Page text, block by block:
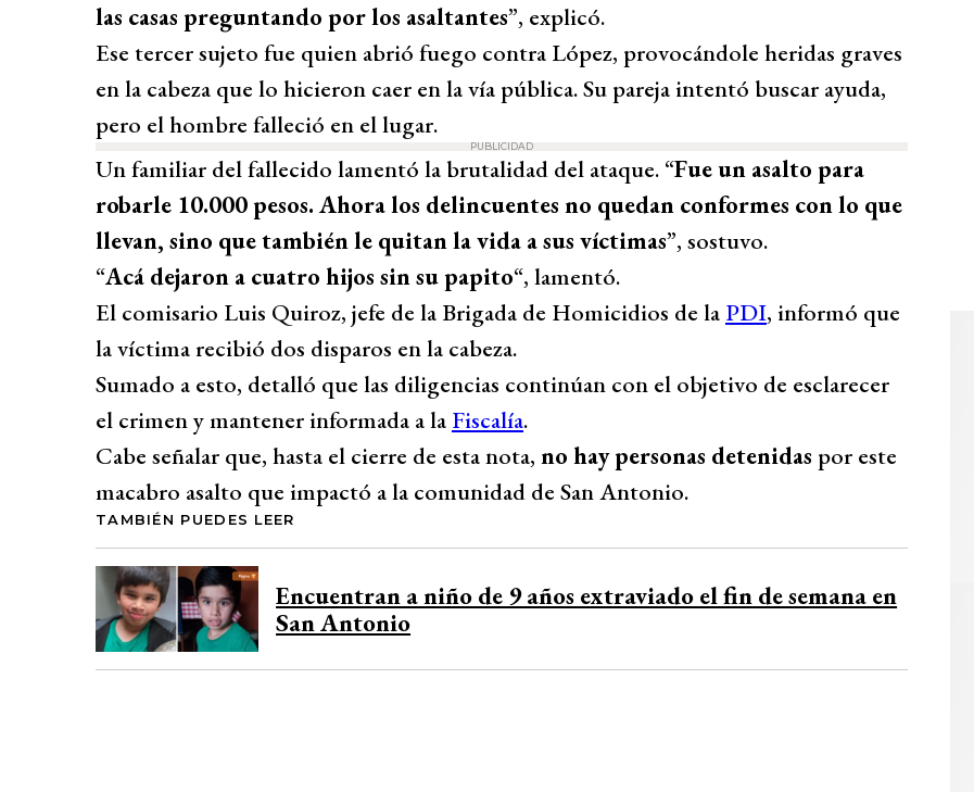
las casas preguntando por los asaltantes”, explicó.
Ese tercer sujeto fue quien abrió fuego contra López, provocándole heridas graves
en la cabeza que lo hicieron caer en la vía pública. Su pareja intentó buscar ayuda,
pero el hombre falleció en el lugar.
PUBLICIDAD
Un familiar del fallecido lamentó la brutalidad del ataque. “Fue un asalto para
robarle 10.000 pesos. Ahora los delincuentes no quedan conformes con lo que
llevan, sino que también le quitan la vida a sus víctimas”, sostuvo.
“Acá dejaron a cuatro hijos sin su papito“, lamentó.
El comisario Luis Quiroz, jefe de la Brigada de Homicidios de la PDI, informó que
la víctima recibió dos disparos en la cabeza.
Sumado a esto, detalló que las diligencias continúan con el objetivo de esclarecer
el crimen y mantener informada a la Fiscalía.
Cabe señalar que, hasta el cierre de esta nota, no hay personas detenidas por este
macabro asalto que impactó a la comunidad de San Antonio.
TAMBIÉN PUEDES LEER
Encuentran a niño de 9 años extraviado el fin de semana en
San Antonio